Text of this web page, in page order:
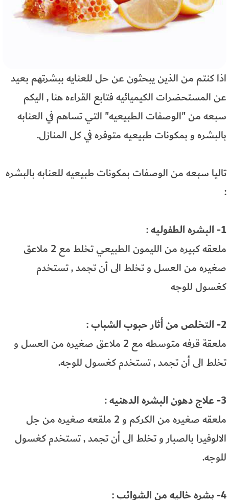
اذا كنتم من الذين يبحثون عن حل للعنايه ببشرتهم بعيد
عن المستحضرات الكيميائيه فتابع القراءه هنا , اليكم
سبعه من "الوصفات الطبيعيه" التي تساهم في العنابه
بالبشره و بمكونات طبيعيه متوفره في كل المنازل.
تاليا سبعه من الوصفات بمكونات طبيعيه للعنابه بالبشره
:
1- البشره الطفوليه
:
ملعقه كبيره من الليمون الطبيعي تخلط مع 2 ملاعق
صغيره من العسل و تخلط الى أن تجمد , تستخدم
كغسول للوجه
2- التخلص من أثار حبوب الشباب :
ملعقة قرفه متوسطه مع 2 ملاعق صغيره من العسل و
تخلط الى أن تجمد , تستخدم كغسول للوجه.
3- علاج دهون البشره الدهنيه
:
ملعقه صغيره من الكركم و 2 ملقعه صغيره من جل
الالوفيرا بالصبار و تخلط الى أن تجمد , تستخدم كغسول
للوجه.
4- بشره خاليه من الشوائب :